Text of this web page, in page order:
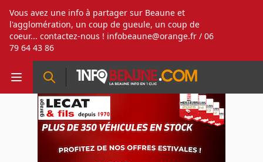
Vous avez une info à partager sur Beaune et
l'agglomération, un coup de gueule, un coup de
coeur... contactez-nous ! infobeaune@orange.fr / 06
79 64 43 86